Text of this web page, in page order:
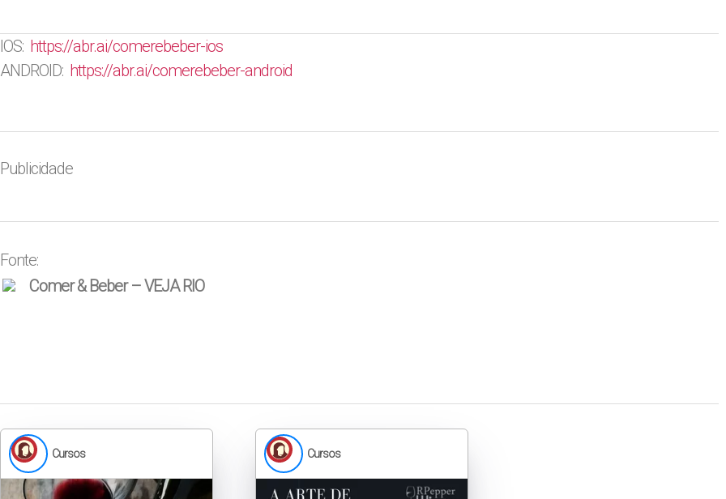
IOS: https://abr.ai/comerebeber-ios
ANDROID: https://abr.ai/comerebeber-android
Publicidade
Fonte:
Comer & Beber – VEJA RIO
Cursos Cursos